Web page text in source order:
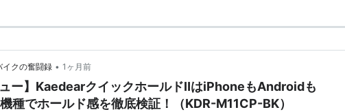
イクの奮闘録 • 1ヶ月前
ュー】KaedearクイックホールドⅡはiPhoneもAndroidも
種でホールド感を徹底検証！（KDR-M11CP-BK）